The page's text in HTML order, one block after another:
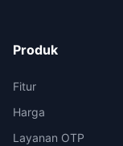
Produk
Fitur
Harga
Layanan OTP